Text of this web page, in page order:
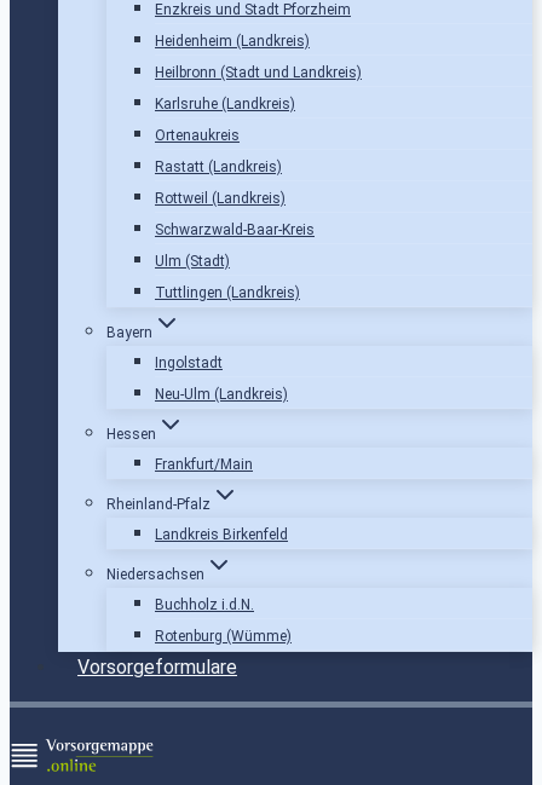
Enzkreis und Stadt Pforzheim
Heidenheim (Landkreis)
Heilbronn (Stadt und Landkreis)
Karlsruhe (Landkreis)
Ortenaukreis
Rastatt (Landkreis)
Rottweil (Landkreis)
Schwarzwald-Baar-Kreis
Ulm (Stadt)
Tuttlingen (Landkreis)
Bayern
Ingolstadt
Neu-Ulm (Landkreis)
Hessen
Frankfurt/Main
Rheinland-Pfalz
Landkreis Birkenfeld
Niedersachsen
Buchholz i.d.N.
Rotenburg (Wümme)
Vorsorgeformulare